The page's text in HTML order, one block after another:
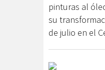
pinturas al
su
de julio en el